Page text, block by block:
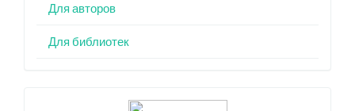
Для авторов
Для библиотек